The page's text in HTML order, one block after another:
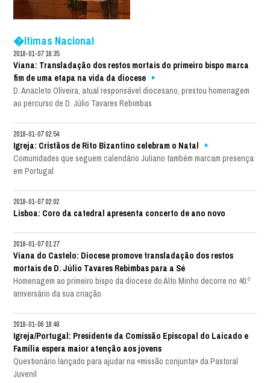
�ltimas Nacional
2018-01-07 16:35
Viana: Transladação dos restos mortais do primeiro bispo marca
fim de uma etapa na vida da diocese
D. Anacleto Oliveira, atual responsável diocesano, prestou homenagem
ao percurso de D. Júlio Tavares Rebimbas
2018-01-07 02:54
Igreja: Cristãos de Rito Bizantino celebram o Natal
Comunidades que seguem calendário Juliano também marcam presença
em Portugal
2018-01-07 02:02
Lisboa: Coro da catedral apresenta concerto de ano novo
2018-01-07 01:27
Viana do Castelo: Diocese promove transladação dos restos
mortais de D. Júlio Tavares Rebimbas para a Sé
Homenagem ao primeiro bispo da diocese do Alto Minho decorre no 40.º
aniversário da sua criação
2018-01-06 18:49
Igreja/Portugal: Presidente da Comissão Episcopal do Laicado e
Família espera maior atenção aos jovens
Questionário lançado para ajudar na «missão conjunta» da Pastoral
Juvenil